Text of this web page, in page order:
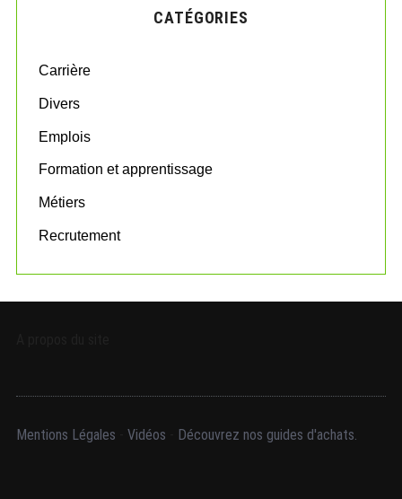
o
:
CATÉGORIES
Carrière
Divers
Emplois
Formation et apprentissage
Métiers
Recrutement
Mentions Légales Vidéos Découvrez nos guides d'achats.